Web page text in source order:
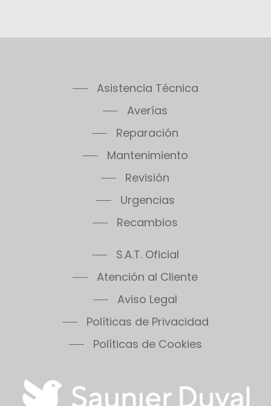
Asistencia Técnica
Averías
Reparación
Mantenimiento
Revisión
Urgencias
Recambios
S.A.T. Oficial
Atención al Cliente
Aviso Legal
Políticas de Privacidad
Políticas de Cookies